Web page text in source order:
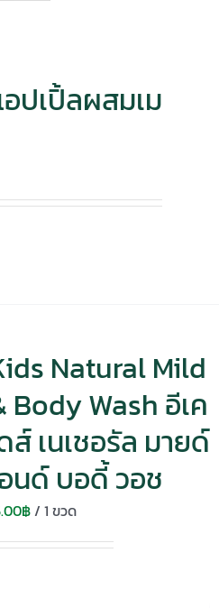
ปเปิ้ลผสมเม
Natural Mild
Body Wash อีเค
ส์ เนเชอรัล มายด์
นด์ บอดี้ วอช
฿Current
/ 1 ขวด